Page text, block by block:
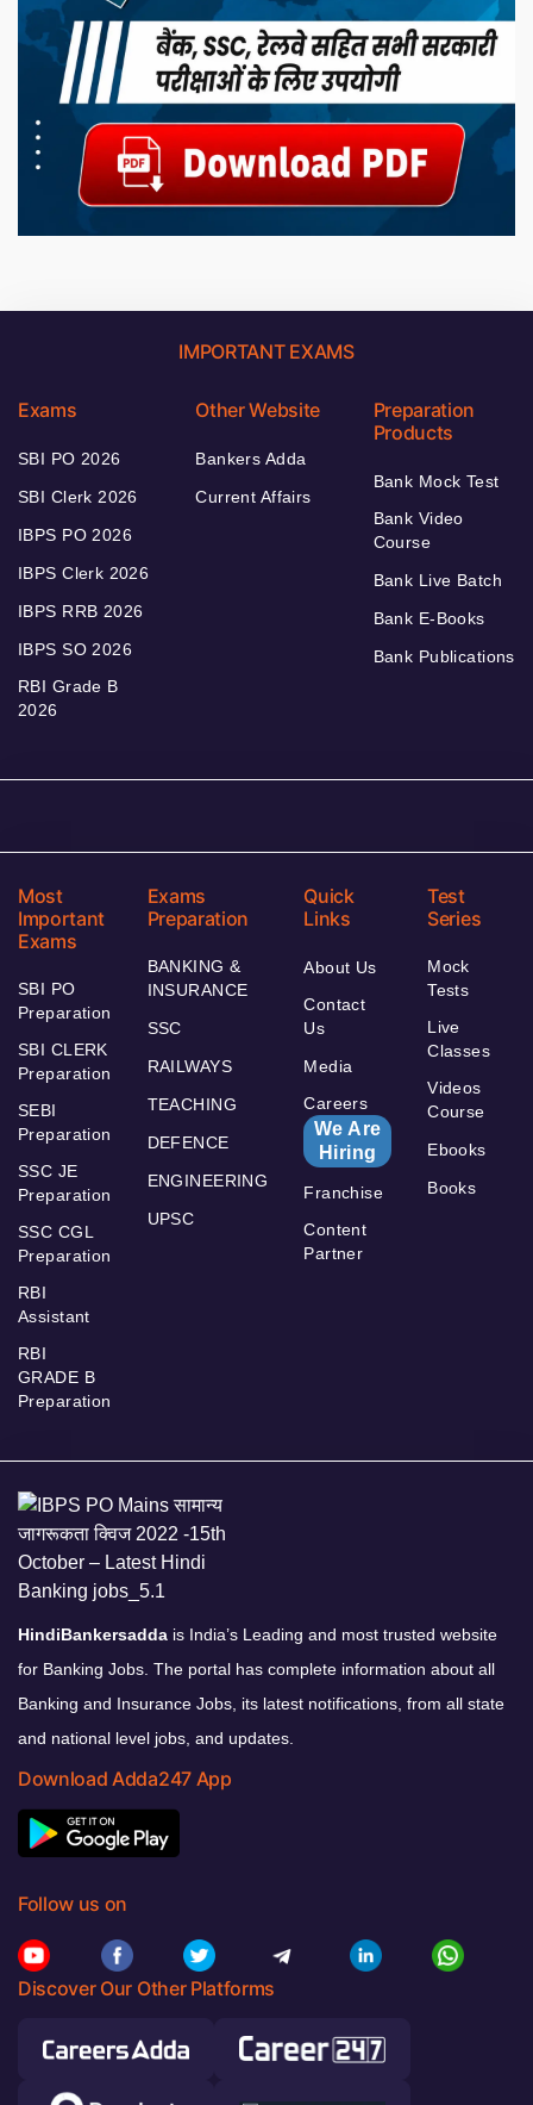
IMPORTANT EXAMS
Exams
SBI PO 2026
SBI Clerk 2026
IBPS PO 2026
IBPS Clerk 2026
IBPS RRB 2026
IBPS SO 2026
RBI Grade B
2026
Other Website
Bankers Adda
Current Affairs
Preparation
Products
Bank Mock Test
Bank Video
Course
Bank Live Batch
Bank E-Books
Bank Publications
Most
Important
Exams
SBI PO
Preparation
SBI CLERK
Preparation
SEBI
Preparation
SSC JE
Preparation
SSC CGL
Preparation
RBI
Assistant
RBI
GRADE B
Preparation
Exams
Preparation
BANKING &
INSURANCE
SSC
RAILWAYS
TEACHING
DEFENCE
ENGINEERING
UPSC
Quick
Links
About Us
Contact
Us
Media
Careers
We Are
Hiring
Franchise
Content
Partner
Test
Series
Mock
Tests
Live
Classes
Videos
Course
Ebooks
Books
HindiBankersadda is India’s Leading and most trusted website
for Banking Jobs. The portal has complete information about all
Banking and Insurance Jobs, its latest notifications, from all state
and national level jobs, and updates.
Download Adda247 App
Follow us on
Discover Our Other Platforms